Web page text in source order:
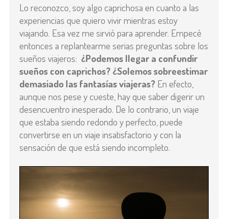
Lo reconozco, soy algo caprichosa en cuanto a las
experiencias que quiero vivir mientras estoy
viajando. Esa vez me sirvió para aprender. Empecé
entonces a replantearme serias preguntas sobre los
sueños viajeros: ¿Podemos llegar a confundir
sueños con caprichos? ¿Solemos sobreestimar
demasiado las fantasías viajeras? En efecto,
aunque nos pese y cueste, hay que saber digerir un
desencuentro inesperado. De lo contrario, un viaje
que estaba siendo redondo y perfecto, puede
convertirse en un viaje insatisfactorio y con la
sensación de que está siendo incompleto.